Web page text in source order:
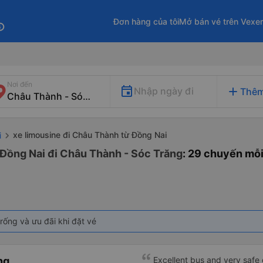
Đơn hàng của tôiMở bán vé trên
Nơi đến
Nhập ngày đi add
xe limousine đi Châu Thành từ Đồng Nai
Nai đi Châu Thành - Sóc Trăng: 29 chuyến
và ưu đãi khi đặt vé
Excellent bus and very